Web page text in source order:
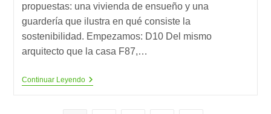
propuestas: una vivienda de ensueño y una
guardería que ilustra en qué consiste la
sostenibilidad. Empezamos: D10 Del mismo
arquitecto que la casa F87,…
Continuar LeyendoLa